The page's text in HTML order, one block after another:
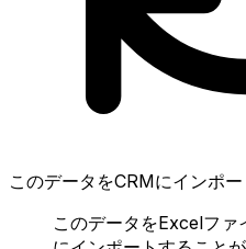
このデータをCRMにインポ
このデータをExcelフ